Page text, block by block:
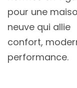
pour une
neuve qui allie
confort,
performance.